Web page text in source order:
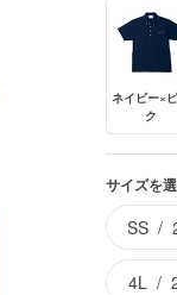
ネイビー×
ク
サイズを
SS
4L